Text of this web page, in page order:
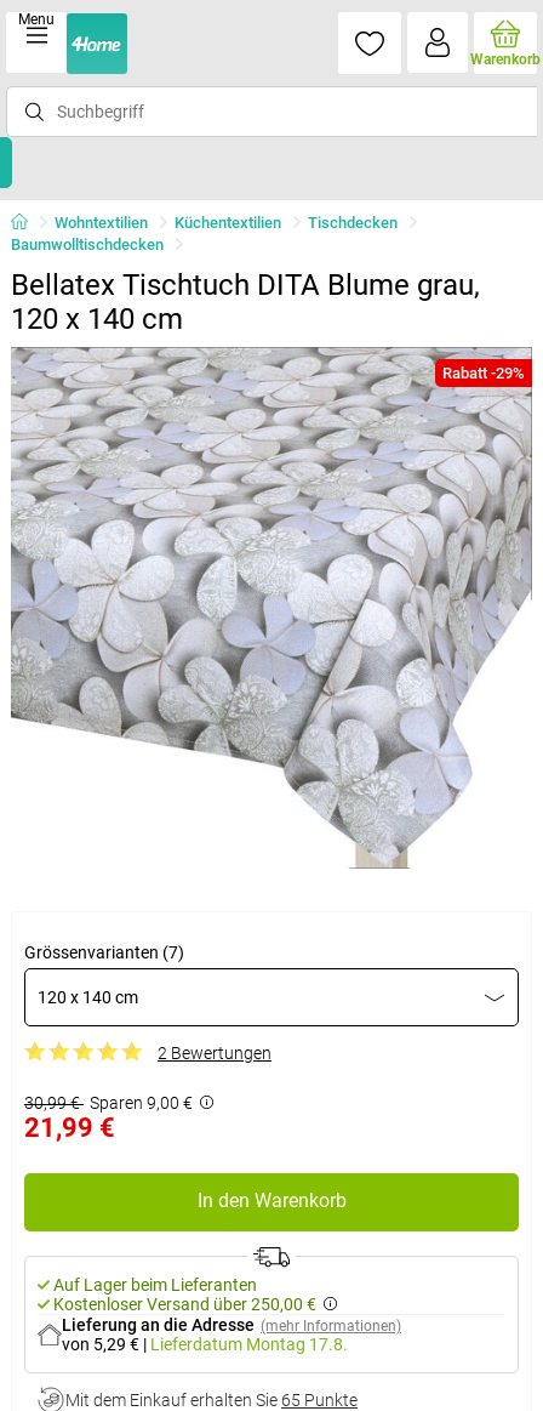
Menu
Warenkorb
Wohntextilien Küchentextilien
Tischdecken
Baumwolltischdecken
Bellatex Tischtuch DITA Blume grau,
120 x 140 cm
Rabatt -29%
Grössenvarianten (7)
120 x 140 cm
2 Bewertungen
30,99 € Sparen 9,00 €
21,99 €
In den Warenkorb
Auf Lager beim Lieferanten
Kostenloser Versand über 250,00 €
Lieferung an die Adresse (mehr Informationen)
von 5,29 € | Lieferdatum Montag 17.8.
Mit dem Einkauf erhalten Sie 65 Punkte